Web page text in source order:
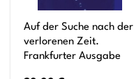
Auf der Suche nach der
verlorenen Zeit.
Frankfurter Ausgabe